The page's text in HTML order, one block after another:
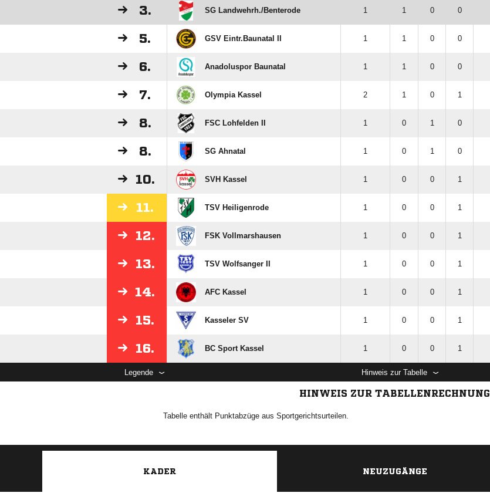
3. SG Landwehrh./​Benterode 1 1 0 0
5. GSV Eintr.Baunatal II 1 1 0 0
6. Anadoluspor Baunatal 1 1 0 0
7. Olympia Kassel 2 1 0 1
8. FSC Lohfelden II 1 0 1 0
8. SG Ahnatal 1 0 1 0
10. SVH Kassel 1 0 0 1
11. TSV Heiligenrode 1 0 0 1
12. FSK Vollmarshausen 1 0 0 1
13. TSV Wolfsanger II 1 0 0 1
14. AFC Kassel 1 0 0 1
15. Kasseler SV 1 0 0 1
16. BC Sport Kassel 1 0 0 1
Legende Hinweis zur Tabelle
HINWEIS ZUR TABELLENRECHNUNG
Tabelle enthält Punktabzüge aus Sportgerichtsurteilen.
KADER NEUZUGÄNGE